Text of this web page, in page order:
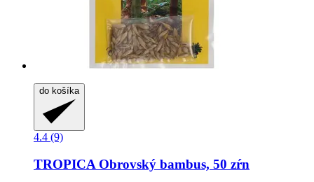
do košíka
4.4 (9)
TROPICA Obrovský bambus, 50 zŕn